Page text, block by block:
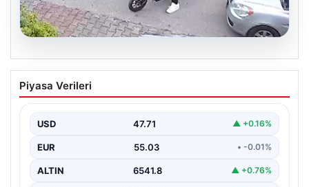
Bolu’da Vahşet: Yavru Kediye İşlenen
İğrenç Olay Kameralara Yansıdı
günlerde meydana gelen korkutucu olay, bölgedeki
sakinleri derinden sarstı. Elektrikli…
Piyasa Verileri
USD 47.71 ▲ +0.16%
EUR 55.03 • -0.01%
ALTIN 6541.8 ▲ +0.76%